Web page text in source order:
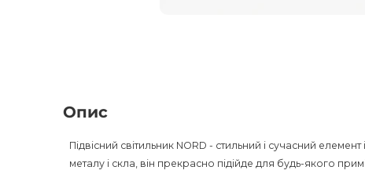
Опис
Підвісний світильник NORD - стильний і сучасний
металу і скла, він прекрасно підійде для будь-якого